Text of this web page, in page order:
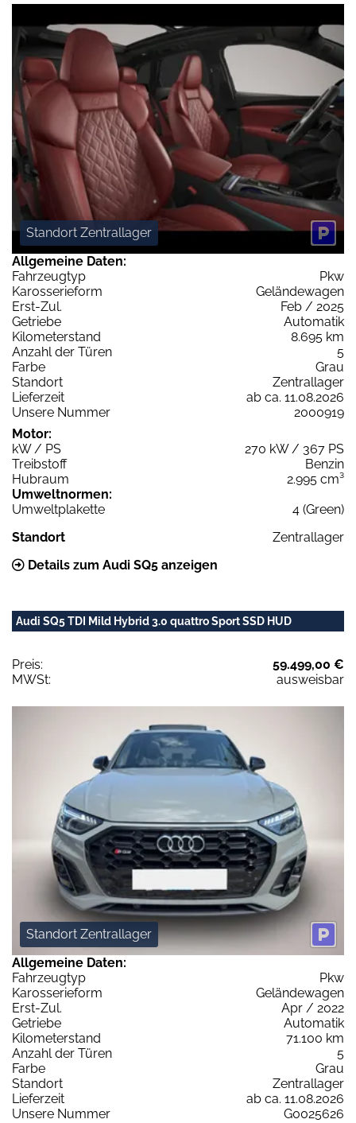
Standort Zentrallager
Allgemeine Daten:
Fahrzeugtyp
Pkw
Karosserieform
Geländewagen
Erst-Zul.
Feb / 2025
Getriebe
Automatik
Kilometerstand
8.695 km
Anzahl der Türen
5
Farbe
Grau
Standort
Zentrallager
Lieferzeit
ab ca. 11.08.2026
Unsere Nummer
2000919
Motor:
kW / PS
270 kW / 367 PS
Treibstoff
Benzin
Hubraum
2.995 cm³
Umweltnormen:
Umweltplakette
4 (Green)
Standort
Zentrallager
Details zum Audi SQ5 anzeigen
Audi SQ5 TDI Mild Hybrid 3.0 quattro Sport SSD HUD
Preis:
59.499,00 €
MWSt:
ausweisbar
Standort Zentrallager
Allgemeine Daten:
Fahrzeugtyp
Pkw
Karosserieform
Geländewagen
Erst-Zul.
Apr / 2022
Getriebe
Automatik
Kilometerstand
71.100 km
Anzahl der Türen
5
Farbe
Grau
Standort
Zentrallager
Lieferzeit
ab ca. 11.08.2026
Unsere Nummer
G0025626